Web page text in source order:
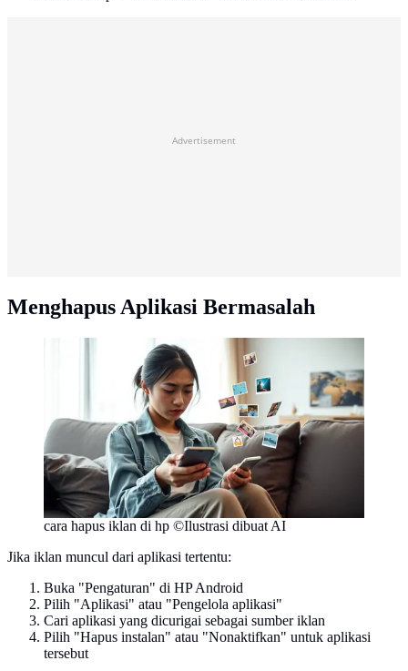
Advertisement
Menghapus Aplikasi Bermasalah
cara hapus iklan di hp ©Ilustrasi dibuat AI
Jika iklan muncul dari aplikasi tertentu:
Buka "Pengaturan" di HP Android
Pilih "Aplikasi" atau "Pengelola aplikasi"
Cari aplikasi yang dicurigai sebagai sumber iklan
Pilih "Hapus instalan" atau "Nonaktifkan" untuk aplikasi
tersebut